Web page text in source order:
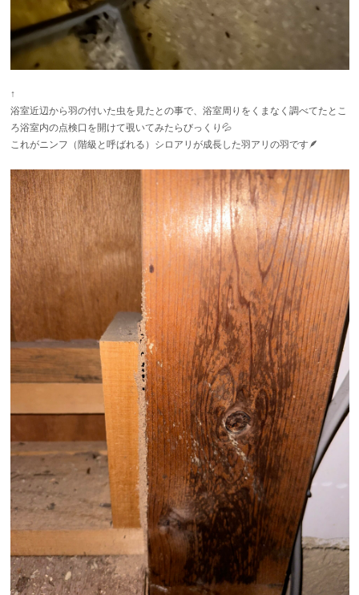
↑
浴室近辺から羽の付いた虫を見たとの事で、浴室周りをくまなく調べてたとこ
ろ浴室内の点検口を開けて覗いてみたらびっくり💦
これがニンフ（階級と呼ばれる）シロアリが成長した羽アリの羽です🪶